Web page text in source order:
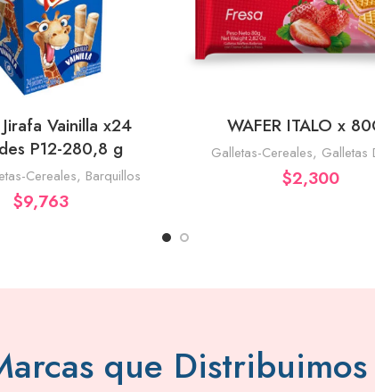
AÑADIR AL CARRITO
Vainilla x24
P12-280,8 g
Cereales, Barquillos
$9,763
AÑADIR AL
WAFER ITALO x
Galletas-Cereales, Galletas
$2,300
que Distribuimos